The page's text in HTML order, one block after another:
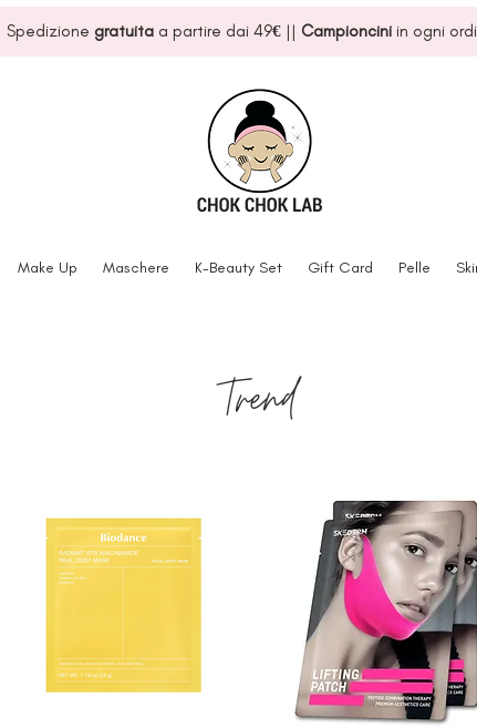
Spedizione gratuita a partire dai 49€ || Campioncini in ogni
Make Up Maschere K-Beauty Set Gift Card Pelle
Trend